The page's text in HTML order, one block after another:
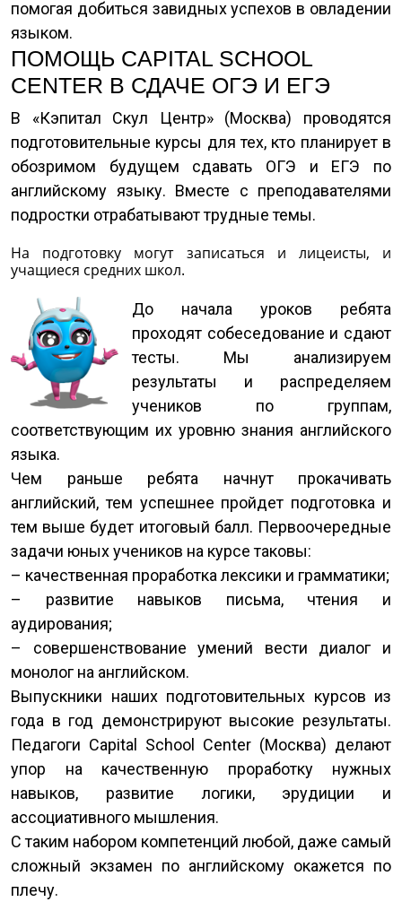
помогая добиться завидных успехов в овладении
языком.
ПОМОЩЬ CAPITAL SCHOOL
CENTER В СДАЧЕ ОГЭ И ЕГЭ
В «Кэпитал Скул Центр» (Москва) проводятся
подготовительные курсы для тех, кто планирует в
обозримом будущем сдавать ОГЭ и ЕГЭ по
английскому языку. Вместе с преподавателями
подростки отрабатывают трудные темы.
На подготовку могут записаться и лицеисты, и
учащиеся средних школ.
До начала уроков ребята
проходят собеседование и сдают
тесты. Мы анализируем
результаты и распределяем
учеников по группам,
соответствующим их уровню знания английского
языка.
Чем раньше ребята начнут прокачивать
английский, тем успешнее пройдет подготовка и
тем выше будет итоговый балл. Первоочередные
задачи юных учеников на курсе таковы:
– качественная проработка лексики и грамматики;
– развитие навыков письма, чтения и
аудирования;
– совершенствование умений вести диалог и
монолог на английском.
Выпускники наших подготовительных курсов из
года в год демонстрируют высокие результаты.
Педагоги Capital School Center (Москва) делают
упор на качественную проработку нужных
навыков, развитие логики, эрудиции и
ассоциативного мышления.
С таким набором компетенций любой, даже самый
сложный экзамен по английскому окажется по
плечу.